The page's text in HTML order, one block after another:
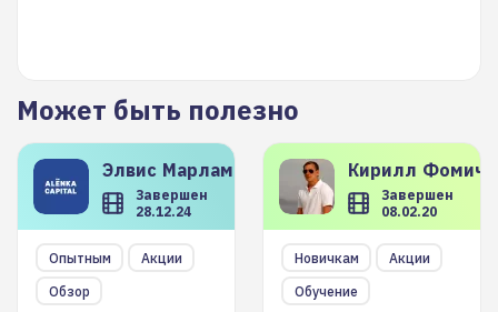
Может быть полезно
Элвис Марламов
Завершен
28.12.24
Опытным
Акции
Обзор
Кирилл
Завершен
08.02.20
Новичкам
Акции
Обучение